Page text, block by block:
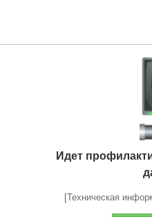
Идет
[Техническая